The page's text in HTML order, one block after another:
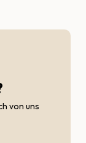
von uns